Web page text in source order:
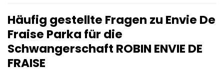
Häufig gestellte Fragen zu Envie De
Fraise Parka für die
Schwangerschaft ROBIN ENVIE DE
FRAISE